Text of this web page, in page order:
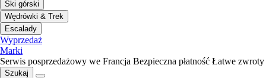
Ski górski
Wędrówki & Trek
Escalady
Wyprzedaż
Marki
Serwis posprzedażowy we Francja Bezpieczna płatność Łatwe zwroty
Szukaj